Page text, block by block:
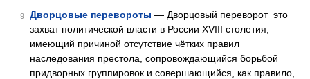
9 Дворцовые перевороты — Дворцовый переворот это
захват политической власти в России XVIII столетия,
имеющий причиной отсутствие чётких правил
наследования престола, сопровождающийся борьбой
придворных группировок и совершающийся, как правило,